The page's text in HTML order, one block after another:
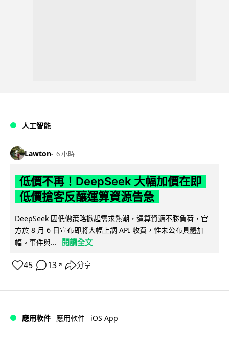
人工智能
Lawton 6 小時
低價不再！DeepSeek 大幅加價在即
低價搶客反釀運算資源告急
DeepSeek 因低價策略掀起需求熱潮，運算資源不勝負荷，官
方於 8 月 6 日宣布即將大幅上調 API 收費，惟未公布具體加
幅。事件與...
閱讀全文
45 13 ↗ 分享
應用軟件 應用軟件 iOS App